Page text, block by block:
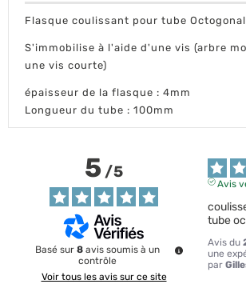
Flasque coulissant pour tube
S'immobilise à l'aide d'une vis (arbre
une vis courte)
épaisseur de la flasque : 4mm
Longueur du tube : 100mm
5/5
Basé sur8 avis soumis à un
contrôle
Voir tous les avis sur ce site
Avis
tube
Avis du
une
par